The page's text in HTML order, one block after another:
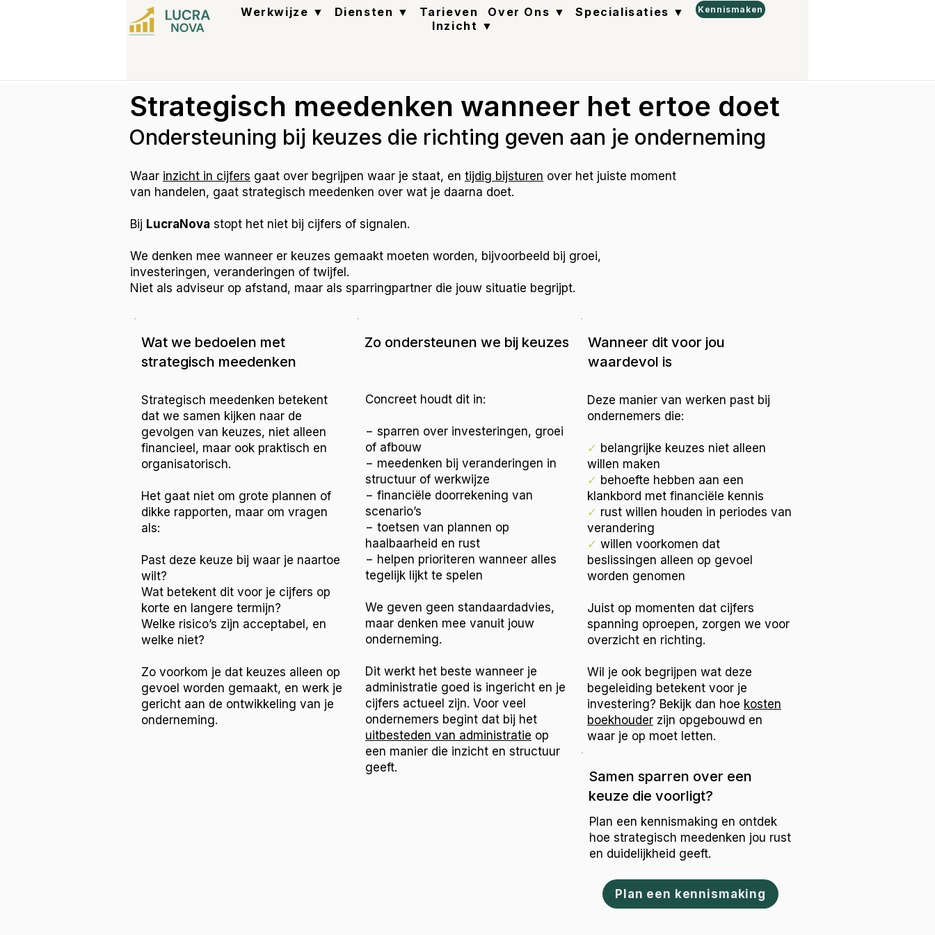
Werkwijze ▼ Diensten ▼ Tarieven Over Ons ▼
Specialisaties ▼
Inzicht ▼
Kennismaken
Ondersteuning bij keuzes die richting geven aan je onderneming
Strategisch meedenken wanneer het ertoe doet
Waar inzicht in cijfers gaat over begrijpen waar je staat, en tijdig bijsturen over het juiste moment
van handelen, gaat strategisch meedenken over wat je daarna doet.
Bij LucraNova stopt het niet bij cijfers of signalen.
We denken mee wanneer er keuzes gemaakt moeten worden, bijvoorbeeld bij groei,
investeringen, veranderingen of twijfel.
Niet als adviseur op afstand, maar als sparringpartner die jouw situatie begrijpt.
Wat we bedoelen met
strategisch meedenken
Strategisch meedenken betekent
dat we samen kijken naar de
gevolgen van keuzes, niet alleen
financieel, maar ook praktisch en
organisatorisch.
Het gaat niet om grote plannen of
dikke rapporten, maar om vragen
als:
Past deze keuze bij waar je naartoe
wilt?
Wat betekent dit voor je cijfers op
korte en langere termijn?​
Welke risico’s zijn acceptabel, en
welke niet?​
Zo voorkom je dat keuzes alleen op
gevoel worden gemaakt, en werk je
gericht aan de ontwikkeling van je
onderneming.
Zo ondersteunen we bij keuzes
Concreet houdt dit in:
− sparren over investeringen, groei
of afbouw
− meedenken bij veranderingen in
structuur of werkwijze
− financiële doorrekening van
scenario’s
− toetsen van plannen op
haalbaarheid en rust
− helpen prioriteren wanneer alles
tegelijk lijkt te spelen
We geven geen standaardadvies,
maar denken mee vanuit jouw
onderneming.
Dit werkt het beste wanneer je
administratie goed is ingericht en je
cijfers actueel zijn. Voor veel
ondernemers begint dat bij het
uitbesteden van administratie op
een manier die inzicht en structuur
geeft.
Wanneer dit voor jou
waardevol is
Deze manier van werken past bij
ondernemers die:
✓ belangrijke keuzes niet alleen
willen maken
✓ behoefte hebben aan een
klankbord met financiële kennis
✓ rust willen houden in periodes van
verandering
✓ willen voorkomen dat
beslissingen alleen op gevoel
worden genomen
Juist op momenten dat cijfers
spanning oproepen, zorgen we voor
overzicht en richting.
Wil je ook begrijpen wat deze
begeleiding betekent voor je
investering? Bekijk dan hoe kosten
boekhouder zijn opgebouwd en
waar je op moet letten.
Samen sparren over een
keuze die voorligt?
Plan een kennismaking en ontdek
hoe strategisch meedenken jou rust
en duidelijkheid geeft.
Plan een kennismaking